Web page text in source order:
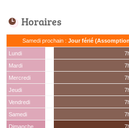
Horaires
Samedi prochain : Jour férié
Lundi
Mardi
Mercredi
Jeudi
Vendredi
Samedi
Dimanche